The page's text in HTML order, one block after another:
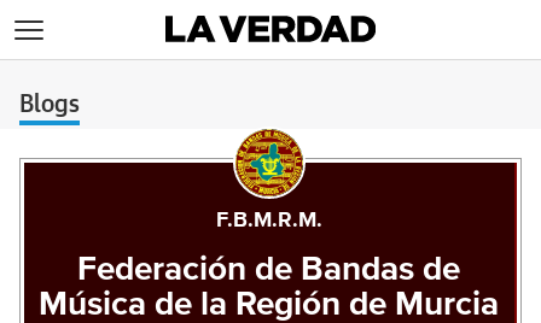
Blogs
F.B.M.R.M.
Federación de Bandas de
Música de la Región de Murcia